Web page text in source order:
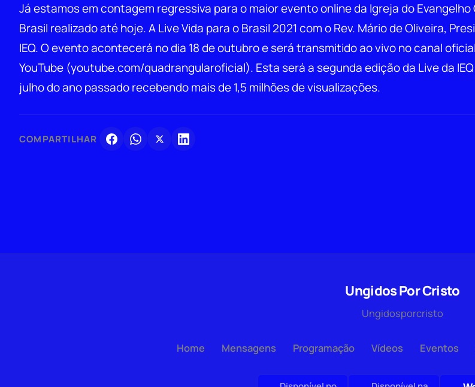
Já estamos em contagem regressiva para o maior evento online da Igreja do
Brasil realizado até hoje. A Live Vida para o Brasil 2021 com o Rev. Mário de Oliveira,
IEQ. O evento acontecerá no dia 18 de outubro e será transmitido ao vivo no canal
YouTube (youtube.com/quadrangularoficial). Esta será a segunda edição da Live da
julho do ano passado recebendo mais de 1,5 milhões de visualizações.
COMPARTILHAR
Ungidos Por Cristo
Ungidosporcristo
Home Mensagens Programação Vídeos Eventos